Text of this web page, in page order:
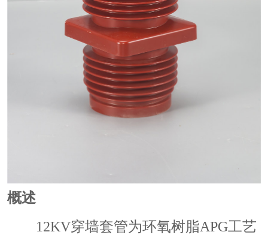
概述
12KV穿墙套管为环氧树脂APG工艺